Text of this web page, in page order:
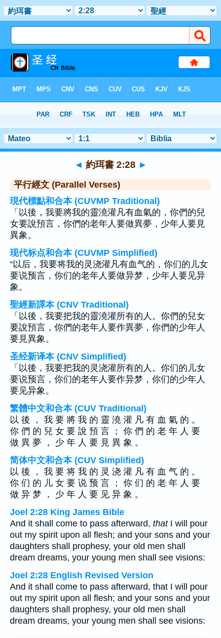
> 聖經金句 28
◄ 約珥書 2:28 ►
平行經文 (Parallel Verses)
現代標點和合本 (CUVMP Traditional)
「以後，我要將我的靈澆灌凡有血氣的，你們的兒
女要說預言，你們的老年人要做異夢，少年人要見
異象。
现代标点和合本 (CUVMP Simplified)
“以后，我要将我的灵浇灌凡有血气的，你们的儿女
要说预言，你们的老年人要做异梦，少年人要见异
象。
聖經新譯本 (CNV Traditional)
「以後，我要把我的靈澆灌所有的人。你們的兒女
要說預言，你們的老年人要作異夢，你們的少年人
要見異象。
圣经新译本 (CNV Simplified)
「以後，我要把我的灵浇灌所有的人。你们的儿女
要说预言，你们的老年人要作异梦，你们的少年人
要见异象。
繁體中文和合本 (CUV Traditional)
以 後 ， 我 要 將 我 的 靈 澆 灌 凡 有 血 氣 的 。
你 們 的 兒 女 要 說 預 言 ； 你 們 的 老 年 人 要
做 異 夢 ， 少 年 人 要 見 異 象 。
简体中文和合本 (CUV Simplified)
以 後 ， 我 要 将 我 的 灵 浇 灌 凡 有 血 气 的 。
你 们 的 儿 女 要 说 预 言 ； 你 们 的 老 年 人 要
做 异 梦 ， 少 年 人 要 见 异 象 。
Joel 2:28 King James Bible
And it shall come to pass afterward, thatI will pour
out my spirit upon all flesh; and your sons and your
daughters shall prophesy, your old men shall
dream dreams, your young men shall see visions:
Joel 2:28 English Revised Version
And it shall come to pass afterward, that I will pour
out my spirit upon all flesh; and your sons and your
daughters shall prophesy, your old men shall
dream dreams, your young men shall see visions: